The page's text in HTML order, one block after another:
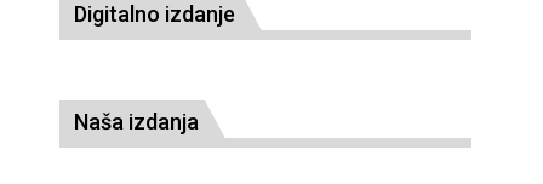
Digitalno izdanje
Naša izdanja